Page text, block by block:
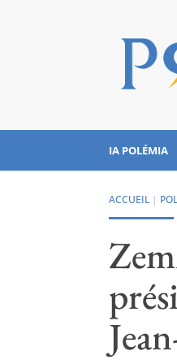
IA POLÉMIA
ACCUEIL |